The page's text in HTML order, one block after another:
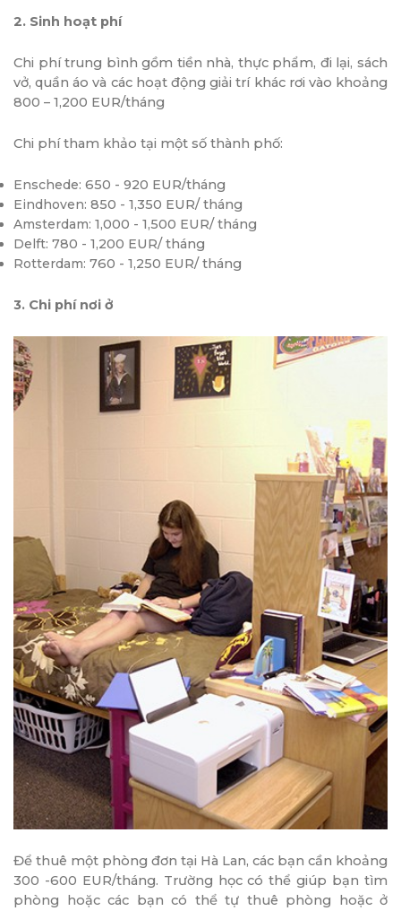
2. Sinh hoạt phí
Chi phí trung bình gồm tiền nhà, thực phẩm, đi lại, sách
vở, quần áo và các hoạt động giải trí khác rơi vào khoảng
800 – 1,200 EUR/tháng
Chi phí tham khảo tại một số thành phố:
Enschede: 650 - 920 EUR/tháng
Eindhoven: 850 - 1,350 EUR/ tháng
Amsterdam: 1,000 - 1,500 EUR/ tháng
Delft: 780 - 1,200 EUR/ tháng
Rotterdam: 760 - 1,250 EUR/ tháng
3. Chi phí nơi ở
Để thuê một phòng đơn tại Hà Lan, các bạn cần khoảng
300 -600 EUR/tháng. Trường học có thể giúp bạn tìm
phòng hoặc các bạn có thể tự thuê phòng hoặc ở